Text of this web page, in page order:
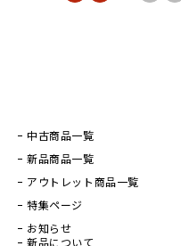
中古商品一覧
新品商品一覧
アウトレット商品一覧
特集ページ
お知らせ
新品について